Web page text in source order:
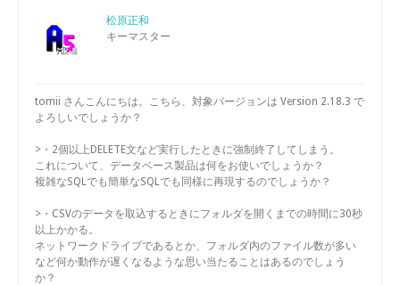
松原正和
キーマスター
tomii さんこんにちは。こちら、対象バージョンは Version 2.18.3 で
よろしいでしょうか？
>・2個以上DELETE文など実行したときに強制終了してしまう。
これについて、データベース製品は何をお使いでしょうか？
複雑なSQLでも簡単なSQLでも同様に再現するのでしょうか？
>・CSVのデータを取込するときにフォルダを開くまでの時間に30秒
以上かかる。
ネットワークドライブであるとか、フォルダ内のファイル数が多い
など何か動作が遅くなるような思い当たることはあるのでしょう
か？